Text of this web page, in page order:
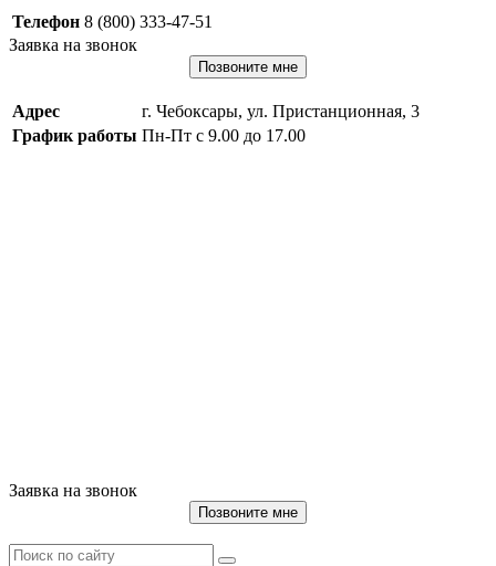
Телефон 8 (800) 333-47-51
Заявка на звонок
Позвоните мне
Адрес
г. Чебоксары, ул. Пристанционная, 3
График работы Пн-Пт с 9.00 до 17.00
Заявка на звонок
Позвоните мне